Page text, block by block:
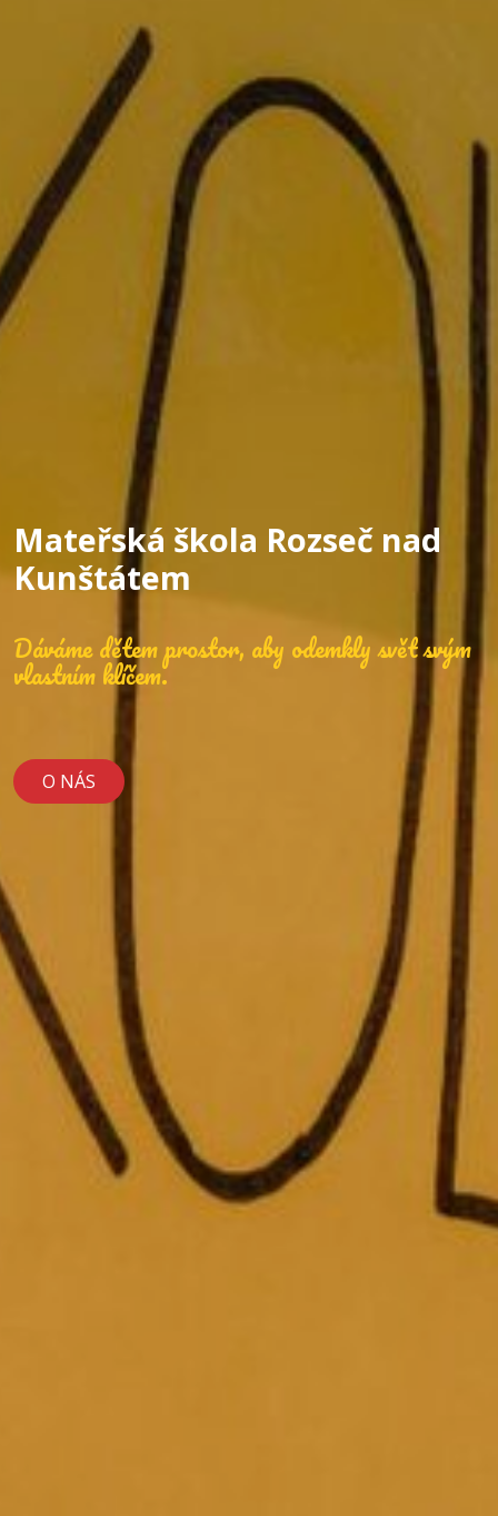
Mateřská škola Rozseč nad
Kunštátem
Dáváme dětem prostor, aby odemkly svět svým
vlastním klíčem.
O NÁS